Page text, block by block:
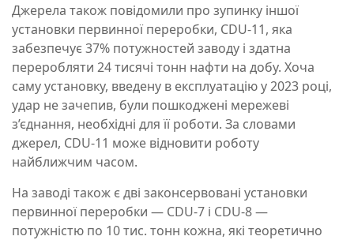
Джерела також повідомили про зупинку іншої
установки первинної переробки, CDU-11, яка
забезпечує 37% потужностей заводу і здатна
переробляти 24 тисячі тонн нафти на добу. Хоча
саму установку, введену в експлуатацію у 2023 році,
удар не зачепив, були пошкоджені мережеві
з’єднання, необхідні для її роботи. За словами
джерел, CDU-11 може відновити роботу
найближчим часом.
На заводі також є дві законсервовані установки
первинної переробки — CDU-7 і CDU-8 —
потужністю по 10 тис. тонн кожна, які теоретично